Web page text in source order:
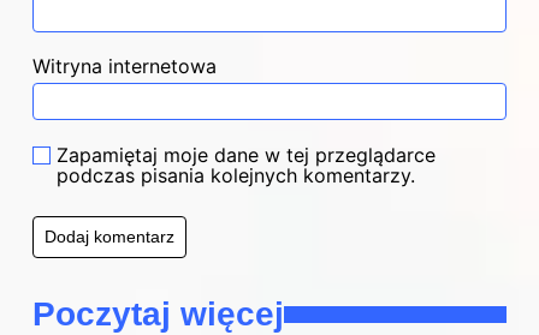
Witryna internetowa
Zapamiętaj moje dane w tej przeglądarce
podczas pisania kolejnych komentarzy.
Poczytaj więcej